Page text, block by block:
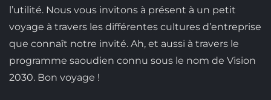
l’utilité. Nous vous invitons à présent à un petit
voyage à travers les différentes cultures d’entreprise
que connaît notre invité. Ah, et aussi à travers le
programme saoudien connu sous le nom de Vision
2030. Bon voyage !